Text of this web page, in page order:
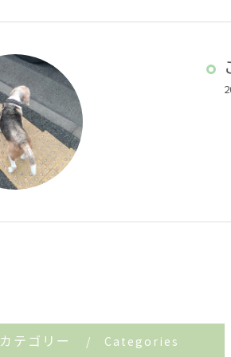
カテゴリー Categories